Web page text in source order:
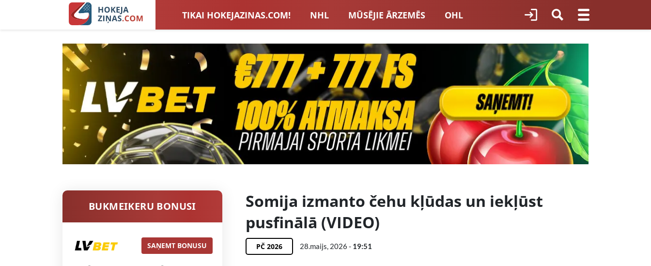
TIKAI HOKEJAZINAS.COM! NHL MŪSĒJIE ĀRZEMĒS OHL
LATVIJAS IZLASE EIROPA LVBET BONUSI JAUNATNES HOKEJS
SIEVIEŠU HOKEJS BLOGI INTERVIJAS TOTALIZATORI LATVIJĀ
TOTALIZATORU BONUSI VISAS ZIŅAS
BUKMEIKERU BONUSI
SAŅEMT BONUSU
Somija izmanto čehu kļūdas un iekļūst
pusfinālā (VIDEO)
PČ 2026 28.maijs, 2026 - 19:51